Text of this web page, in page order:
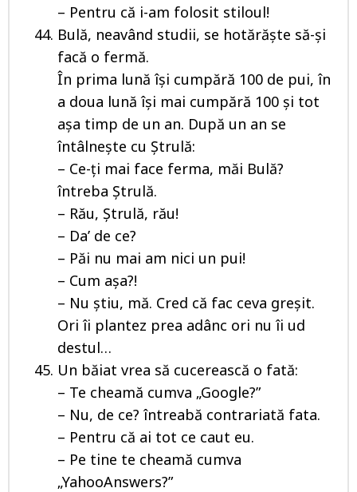
– Pentru că i-am folosit stiloul!
Bulă, neavând studii, se hotărăște să-și
facă o fermă.
În prima lună își cumpără 100 de pui, în
a doua lună își mai cumpără 100 și tot
așa timp de un an. După un an se
întâlnește cu Ștrulă:
– Ce-ți mai face ferma, măi Bulă?
întreba Ștrulă.
– Rău, Ștrulă, rău!
– Da’ de ce?
– Păi nu mai am nici un pui!
– Cum așa?!
– Nu știu, mă. Cred că fac ceva greșit.
Ori îi plantez prea adânc ori nu îi ud
destul…
Un băiat vrea să cucerească o fată:
– Te cheamă cumva „Google?”
– Nu, de ce? întreabă contrariată fata.
– Pentru că ai tot ce caut eu.
– Pe tine te cheamă cumva
„YahooAnswers?”